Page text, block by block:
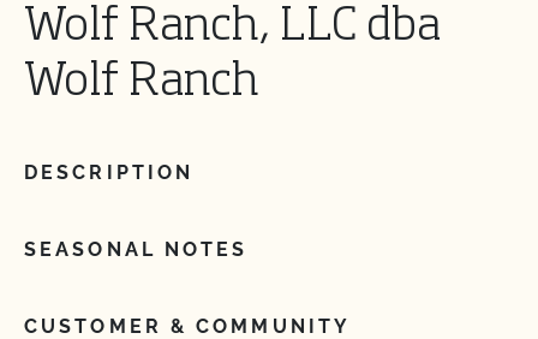
Wolf Ranch, LLC dba
Wolf Ranch
DESCRIPTION
SEASONAL NOTES
CUSTOMER & COMMUNITY